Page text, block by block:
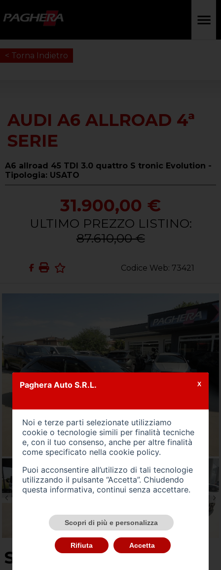
< Torna Indietro
Codice Web: 73421
AUDI A6 ALLROAD 4ª
SERIE
A6 allroad 45 TDI 3.0 quattro S tronic Evolution -
Tipologia: USATO
31.900,00 €
ULTIMO PREZZO LISTINO:
87.610,00 €
SU QUEST'AUTO
Paghera Auto S.R.L.
Noi e terze parti selezionate utilizziamo
cookie o tecnologie simili per finalità tecniche
e, con il tuo consenso, anche per altre finalità
come specificato nella cookie policy.
Puoi acconsentire all’utilizzo di tali tecnologie
utilizzando il pulsante “Accetta”. Chiudendo
questa informativa, continui senza accettare.
Scopri di più e personalizza
Rifiuta Accetta
X